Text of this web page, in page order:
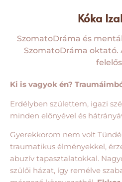
Kóka
SzomatoDráma és
SzomatoDráma oktató.
Ki is vagyok én?
Erdélyben születtem, igazi
minden előnyével és
Gyerekkorom nem volt
traumatikus élményekkel,
abuzív tapasztalatokkal.
szülői házat, így remélve